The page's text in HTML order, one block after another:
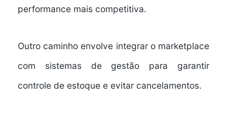
performance mais competitiva.
Outro caminho envolve integrar o marketplace
com sistemas de gestão para garantir
controle de estoque e evitar cancelamentos.